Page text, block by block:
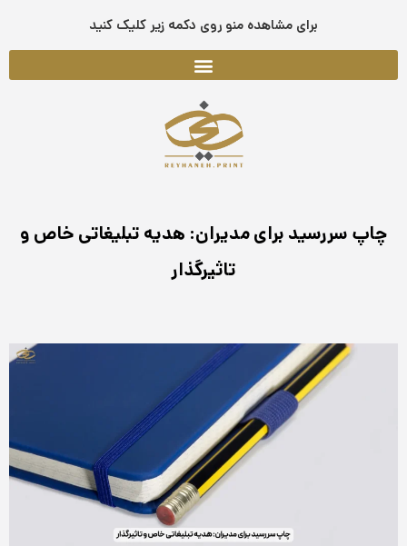
برای مشاهده منو روی دکمه زیر کلیک کنید
چاپ سررسید برای مدیران: هدیه تبلیغاتی خاص و
تاثیرگذار